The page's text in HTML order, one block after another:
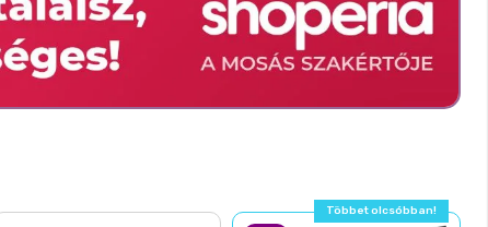
Többet olcsóbban!